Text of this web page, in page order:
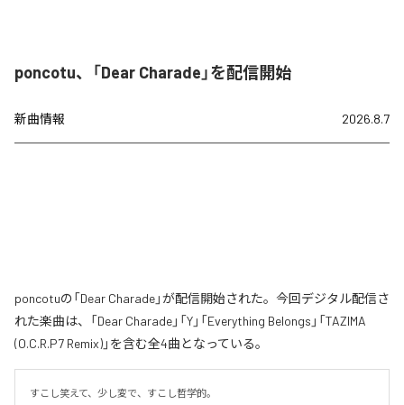
poncotu、「Dear Charade」を配信開始
新曲情報 2026.8.7
poncotuの「Dear Charade」が配信開始された。今回デジタル配信さ
れた楽曲は、「Dear Charade」「Y」「Everything Belongs」「TAZIMA
(O.C.R.P7 Remix)」を含む全4曲となっている。
すこし笑えて、少し変で、すこし哲学的。